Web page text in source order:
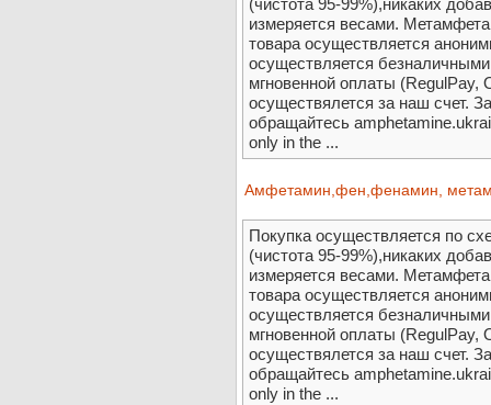
(чистота 95-99%),никаких
измеряется весами.
товара осуществляется
осуществляется
мгновенной оплаты
осуществялется за наш счет.
обращайтесь
only in the ...
Амфетамин,фен,фенамин,
Покупка осуществляется по
(чистота 95-99%),никаких
измеряется весами.
товара осуществляется
осуществляется
мгновенной оплаты
осуществялется за наш счет.
обращайтесь
only in the ...